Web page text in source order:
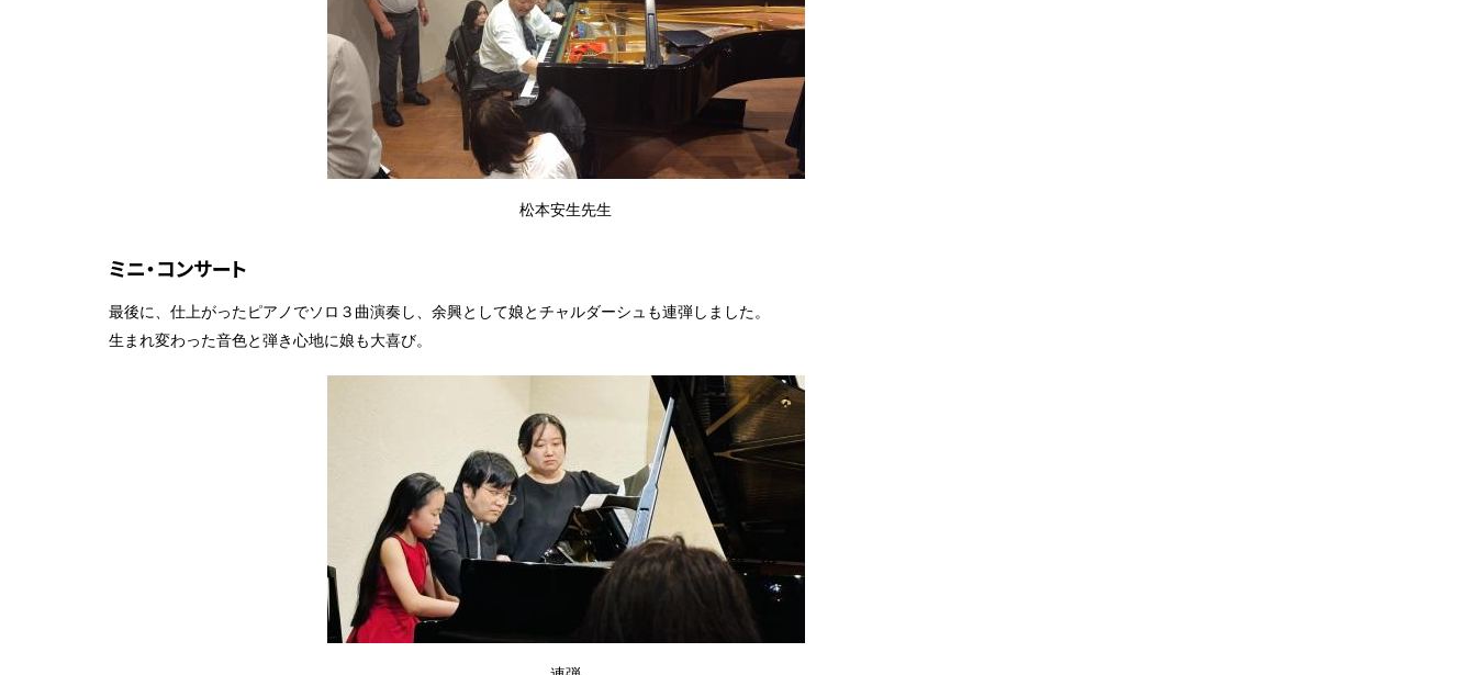
松本安生先生
ミニ・コンサート
最後に、仕上がったピアノでソロ３曲演奏し、余興として娘とチャルダーシュも連弾しました。
生まれ変わった音色と弾き心地に娘も大喜び。